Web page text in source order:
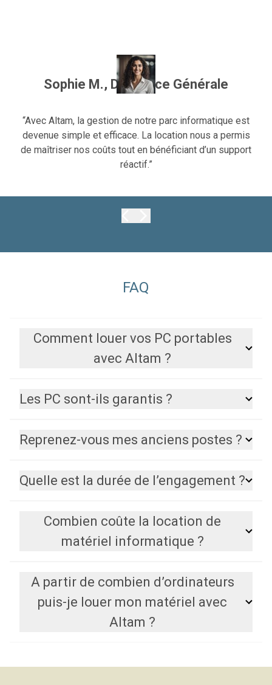
Sophie M., Directrice Générale
“Avec Altam, la gestion de notre parc informatique est
devenue simple et efficace. La location nous a permis
de maîtriser nos coûts tout en bénéficiant d’un support
réactif.”
FAQ
Comment louer vos PC portables
avec Altam ?
Les PC sont-ils garantis ?
Reprenez-vous mes anciens postes ?
Quelle est la durée de l’engagement ?
Combien coûte la location de
matériel informatique ?
A partir de combien d’ordinateurs
puis-je louer mon matériel avec
Altam ?